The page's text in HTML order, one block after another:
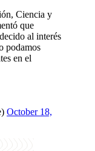
Ciencia y
que
al interés
podamos
en el
October 18,